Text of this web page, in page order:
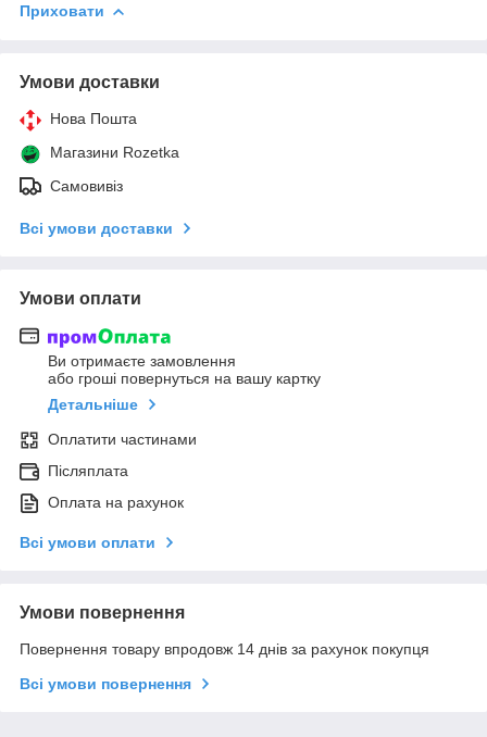
Приховати
Умови доставки
Нова Пошта
Магазини Rozetka
Самовивіз
Всі умови доставки
Умови оплати
Ви отримаєте замовлення
або гроші повернуться на вашу картку
Детальніше
Оплатити частинами
Післяплата
Оплата на рахунок
Всі умови оплати
Умови повернення
Повернення товару впродовж 14 днів за рахунок покупця
Всі умови повернення